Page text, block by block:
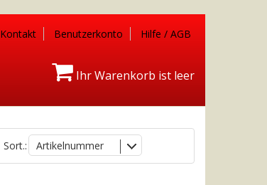
Kontakt Benutzerkonto Hilfe / AGB
Ihr Warenkorb ist leer
Sort.: Artikelnummer